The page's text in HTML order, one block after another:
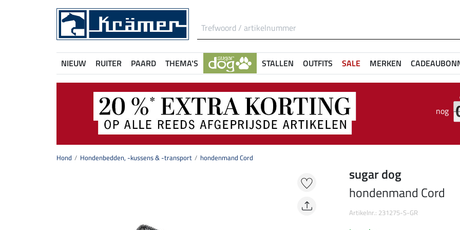
NIEUW RUITER PAARD THEMA'S STALLEN OUTFITS SALE MERKEN
nog
Hond Hondenbedden, -kussens & -transport hondenmand Cord
sugar dog
hondenmand Cord
Artikelnr.: 231275-S-GR